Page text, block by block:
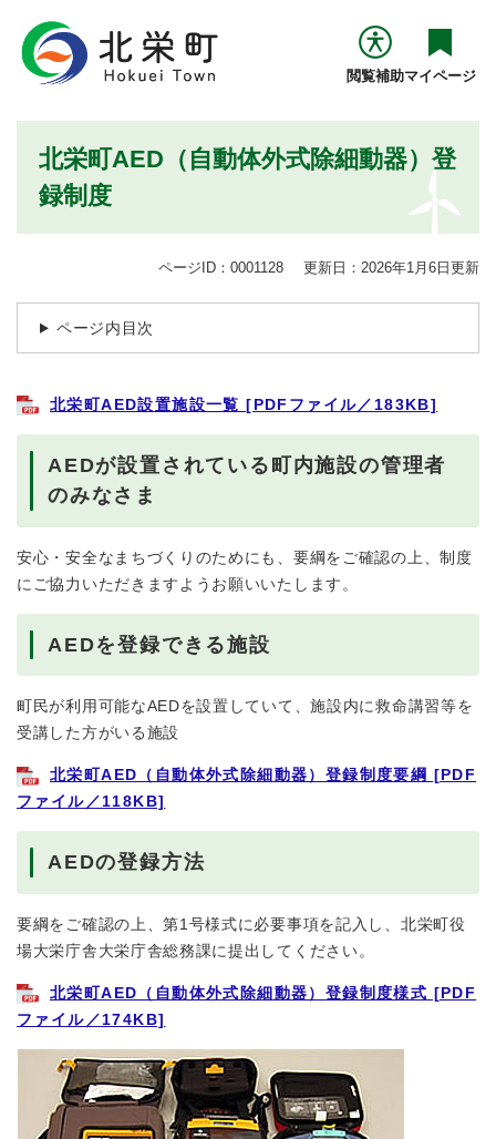
閲覧補助マイページ
北栄町AED（自動体外式除細動器）登
録制度
ページID：0001128 更新日：2026年1月6日更新
ページ内目次
北栄町AED設置施設一覧 [PDFファイル／183KB]
AEDが設置されている町内施設の管理者
のみなさま
安心・安全なまちづくりのためにも、要綱をご確認の上、制度
にご協力いただきますようお願いいたします。
AEDを登録できる施設
町民が利用可能なAEDを設置していて、施設内に救命講習等を
受講した方がいる施設
北栄町AED（自動体外式除細動器）登録制度要綱 [PDF
ファイル／118KB]
AEDの登録方法
要綱をご確認の上、第1号様式に必要事項を記入し、北栄町役
場大栄庁舎大栄庁舎総務課に提出してください。
北栄町AED（自動体外式除細動器）登録制度様式 [PDF
ファイル／174KB]